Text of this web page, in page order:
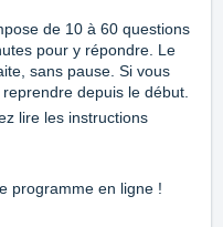
de 10 à 60 questions
pour y répondre. Le
sans pause. Si vous
depuis le début.
lire les instructions
programme en ligne !